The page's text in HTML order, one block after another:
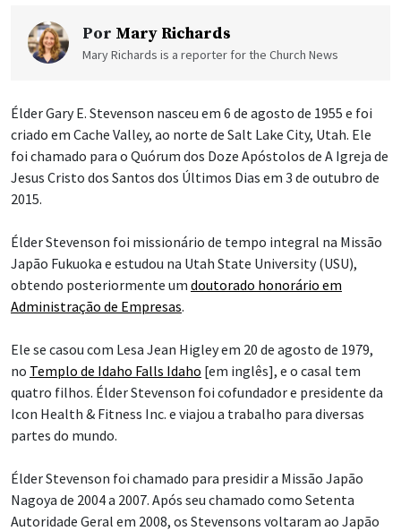
Por Mary Richards
Mary Richards is a reporter for the Church News
Élder Gary E. Stevenson nasceu em 6 de agosto de 1955 e foi
criado em Cache Valley, ao norte de Salt Lake City, Utah. Ele
foi chamado para o Quórum dos Doze Apóstolos de A Igreja de
Jesus Cristo dos Santos dos Últimos Dias em 3 de outubro de
2015.
Élder Stevenson foi missionário de tempo integral na Missão
Japão Fukuoka e estudou na Utah State University (USU),
obtendo posteriormente um doutorado honorário em
Administração de Empresas.
Ele se casou com Lesa Jean Higley em 20 de agosto de 1979,
no Templo de Idaho Falls Idaho [em inglês], e o casal tem
quatro filhos. Élder Stevenson foi cofundador e presidente da
Icon Health & Fitness Inc. e viajou a trabalho para diversas
partes do mundo.
Élder Stevenson foi chamado para presidir a Missão Japão
Nagoya de 2004 a 2007. Após seu chamado como Setenta
Autoridade Geral em 2008, os Stevensons voltaram ao Japão